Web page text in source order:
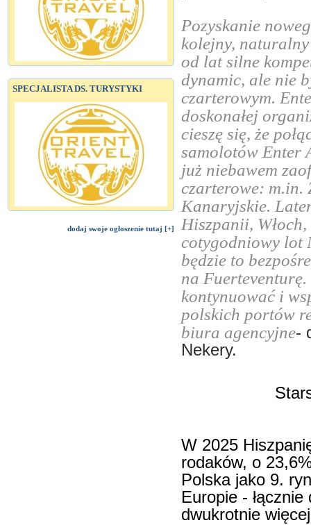
SPECJALISTA DS. TURYSTYKI
dodaj swoje ogłoszenie tutaj [+]
Pozyskanie
kolejny,
od lat silne
dynamic, ale nie
czarterowym.
doskonałej
cieszę się, że
samolotów Enter
już niebawem
czarterowe: m.in.
Kanaryjskie.
Hiszpanii,
cotygodniowy lot
będzie to
na Fuerteventurę.
kontynuować i
polskich portów
biura agencyjne-
Nekery.
W 2025
rodaków, o
Polska jako 9.
Europie -
dwukrotnie